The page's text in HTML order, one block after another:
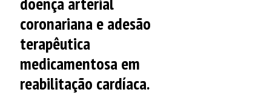
coronariana e adesão
terapêutica
medicamentosa em
reabilitação cardíaca.